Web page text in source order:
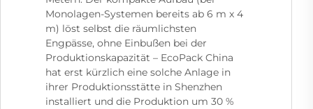
Monolagen-Systemen bereits ab 6 m x 4
m) löst selbst die räumlichsten
Engpässe, ohne Einbußen bei der
Produktionskapazität – EcoPack China
hat erst kürzlich eine solche Anlage in
ihrer Produktionsstätte in Shenzhen
installiert und die Produktion um 30 %